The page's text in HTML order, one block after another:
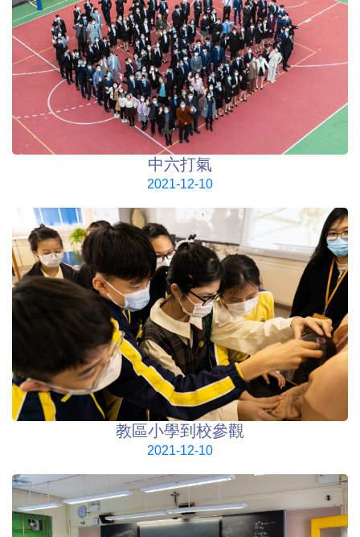
中六打氣
2021-12-10
教區小學到校參觀
2021-12-10